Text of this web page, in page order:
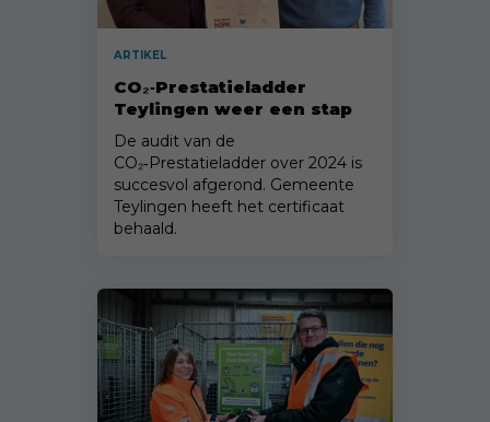
ARTIKEL
CO₂‑Prestatieladder
Teylingen weer een stap
verder
De audit van de
CO₂‑Prestatieladder over 2024 is
succesvol afgerond. Gemeente
Teylingen heeft het certificaat
behaald.